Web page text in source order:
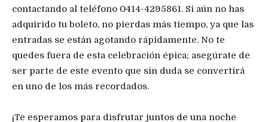
contactando al teléfono 0414-4295861. Si aún no has
adquirido tu boleto, no pierdas más tiempo, ya que las
entradas se están agotando rápidamente. No te
quedes fuera de esta celebración épica; asegúrate de
ser parte de este evento que sin duda se convertirá
en uno de los más recordados.
¡Te esperamos para disfrutar juntos de una noche